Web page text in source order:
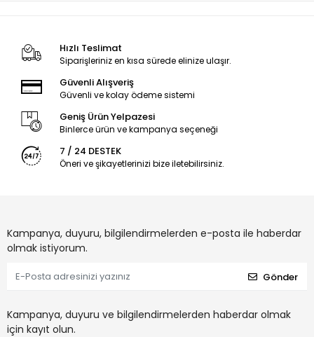
Hızlı Teslimat
Siparişleriniz en kısa sürede elinize ulaşır.
Güvenli Alışveriş
Güvenli ve kolay ödeme sistemi
Geniş Ürün Yelpazesi
Binlerce ürün ve kampanya seçeneği
7 / 24 DESTEK
Öneri ve şikayetlerinizi bize iletebilirsiniz.
Kampanya, duyuru, bilgilendirmelerden e-posta ile haberdar
olmak istiyorum.
Gönder
Kampanya, duyuru ve bilgilendirmelerden haberdar olmak
için kayıt olun.